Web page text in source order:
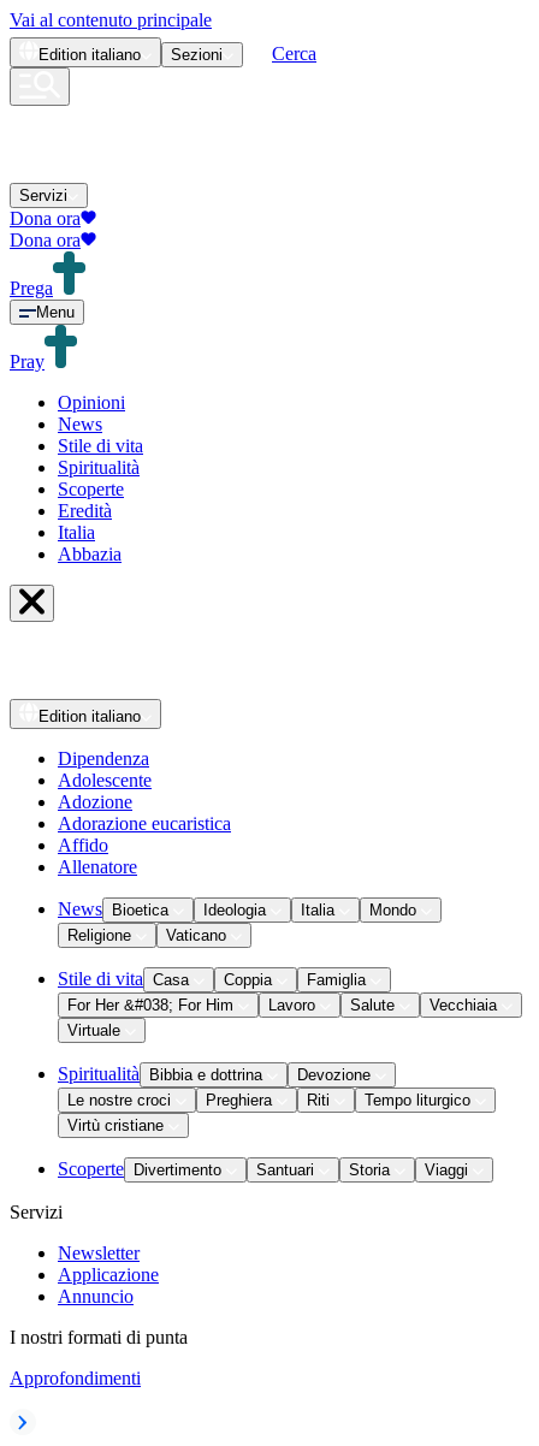
Vai al contenuto principale
Edition italiano Sezioni Cerca
Servizi
Dona ora
Dona ora
Prega
Menu
Pray
Opinioni
News
Stile di vita
Spiritualità
Scoperte
Eredità
Italia
Abbazia
Edition italiano
Dipendenza
Adolescente
Adozione
Adorazione eucaristica
Affido
Allenatore
News Bioetica Ideologia Italia
Mondo
Religione
Vaticano
Stile di vita Casa Coppia
Famiglia
For Her &#038; For Him
Lavoro Salute
Vecchiaia
Virtuale
Spiritualità Bibbia e dottrina
Devozione
Le nostre croci
Preghiera Riti
Tempo liturgico
Virtù cristiane
Scoperte Divertimento Santuari Storia Viaggi
Servizi
Newsletter
Applicazione
Annuncio
I nostri formati di punta
Approfondimenti